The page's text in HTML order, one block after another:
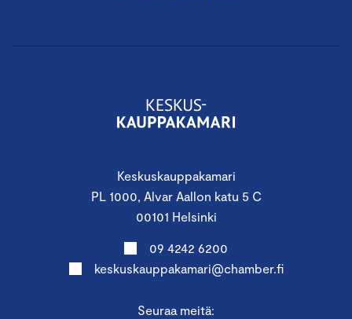
Keskuskauppakamari
PL 1000, Alvar Aallon katu 5 C
00101 Helsinki
09 4242 6200
keskuskauppakamari@chamber.fi
Seuraa meitä: